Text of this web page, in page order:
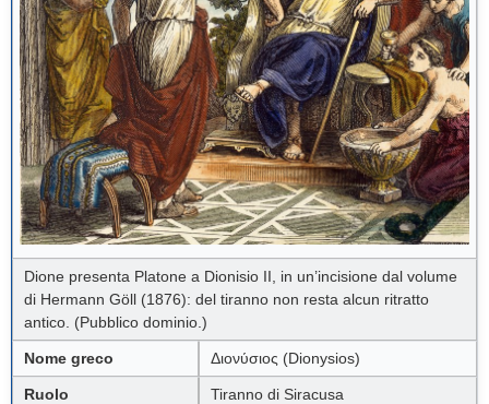
Dione presenta Platone a Dionisio II, in un’incisione dal volume
di Hermann Göll (1876): del tiranno non resta alcun ritratto
antico. (Pubblico dominio.)
Nome greco Διονύσιος (Dionysios)
Ruolo Tiranno di Siracusa